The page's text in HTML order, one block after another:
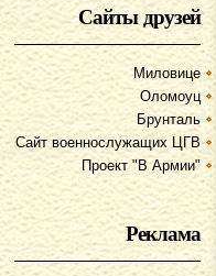
Сайты друзей
Миловице
Оломоуц
Брунталь
Сайт военнослужащих ЦГВ
Проект "В Армии"
Реклама